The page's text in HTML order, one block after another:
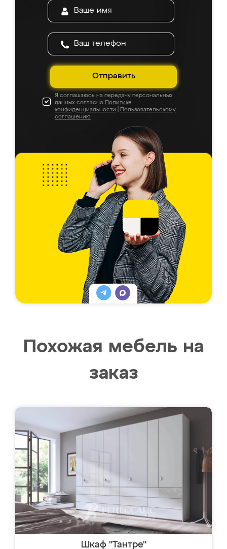
Отправить
Я соглашаюсь на передачу персональных
данных согласно Политике
конфиденциальности
Пользовательскому
соглашению
Похожая мебель на
заказ
Шкаф "Тантре"